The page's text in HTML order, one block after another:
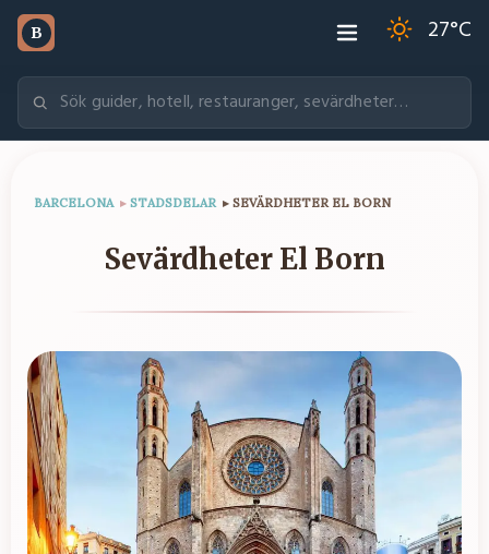
B 27°C
BARCELONA ▸ STADSDELAR ▸ SEVÄRDHETER EL BORN
Sevärdheter El Born